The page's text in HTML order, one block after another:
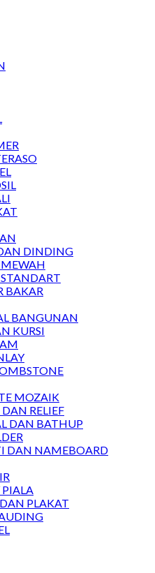
DINDING
BAKAR
BANGUNAN
KURSI
MOZAIK
RELIEF
DAN BATHUP
DAN NAMEBOARD
PLAKAT